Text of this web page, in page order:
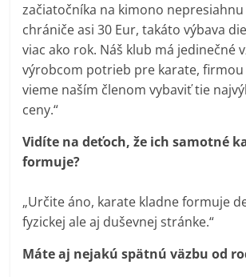
začiatočníka na kimono nepresiahnu
chrániče asi 30 Eur, takáto výbava
viac ako rok. Náš klub má jedinečné
výrobcom potrieb pre karate, firmou
vieme naším členom vybaviť tie
ceny.“
Vidíte na deťoch, že ich samotné
formuje?
„Určite áno, karate kladne formuje
fyzickej ale aj duševnej stránke.“
Máte aj nejakú spätnú väzbu od